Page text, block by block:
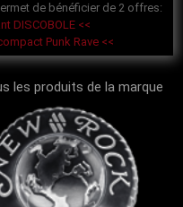
de bénéficier de 2 offres:
DISCOBOLE <<
Punk Rave <<
les produits de la marque